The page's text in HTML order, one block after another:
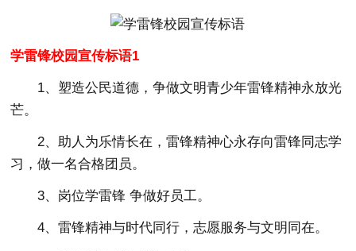
学雷锋校园宣传标语1
1、塑造公民道德，争做文明青少年雷锋精神永放光
芒。
2、助人为乐情长在，雷锋精神心永存向雷锋同志学
习，做一名合格团员。
3、岗位学雷锋 争做好员工。
4、雷锋精神与时代同行，志愿服务与文明同在。